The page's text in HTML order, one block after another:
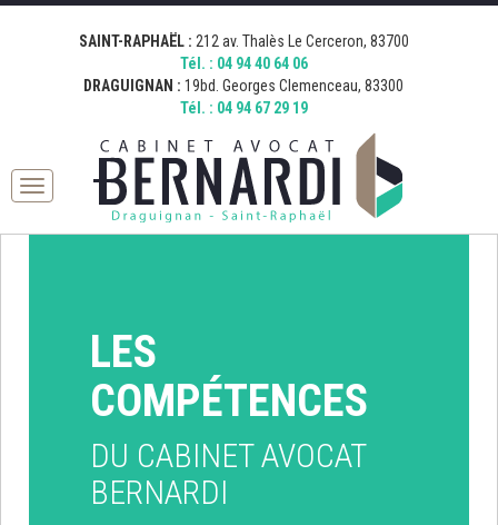
[google_map address="19 Boulevard Georges Clemenceau, 83300
Draguignan, France" zoom="15" desc="AVOCAT BERNARDI
DRAGUIGNAN" icon="http://bernardi.demo.comkwatt.com/wp-
content/uploads/2015/11/icon_map.png" ]
[google_map address="212 Avenue Thalès, 83700 Saint-Raphaël,
France" zoom="15" desc="AVOCAT BERNARDI SAINT RAPHAEL"
icon="http://bernardi.demo.comkwatt.com/wp-
content/uploads/2015/11/icon_map.png" ]
SAINT-RAPHAËL : 212 av. Thalès Le Cerceron, 83700
Tél. : 04 94 40 64 06
DRAGUIGNAN : 19bd. Georges Clemenceau, 83300
Tél. : 04 94 67 29 19
Toggle
LES
COMPÉTENCES
DU CABINET AVOCAT
BERNARDI